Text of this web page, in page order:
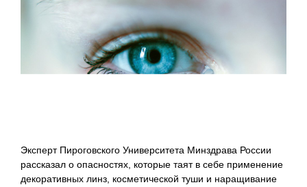
Эксперт Пироговского Университета Минздрава России
рассказал о опасностях, которые таят в себе применение
декоративных линз, косметической туши и наращивание